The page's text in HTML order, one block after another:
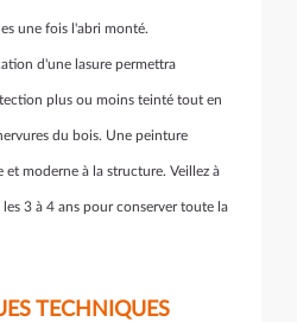
une fois l'abri monté.
d'une lasure permettra
plus ou moins teinté tout en
du bois. Une peinture
moderne à la structure. Veillez à
3 à 4 ans pour conserver toute la
TECHNIQUES